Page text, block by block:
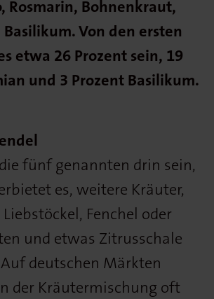
Rosmarin, Bohnenkraut,
Von den ersten
etwa 26 Prozent sein, 19
und 3 Prozent Basilikum.
fünf genannten drin sein,
es, weitere Kräuter,
Fenchel oder
und etwas Zitrusschale
deutschen Märkten
der Kräutermischung oft